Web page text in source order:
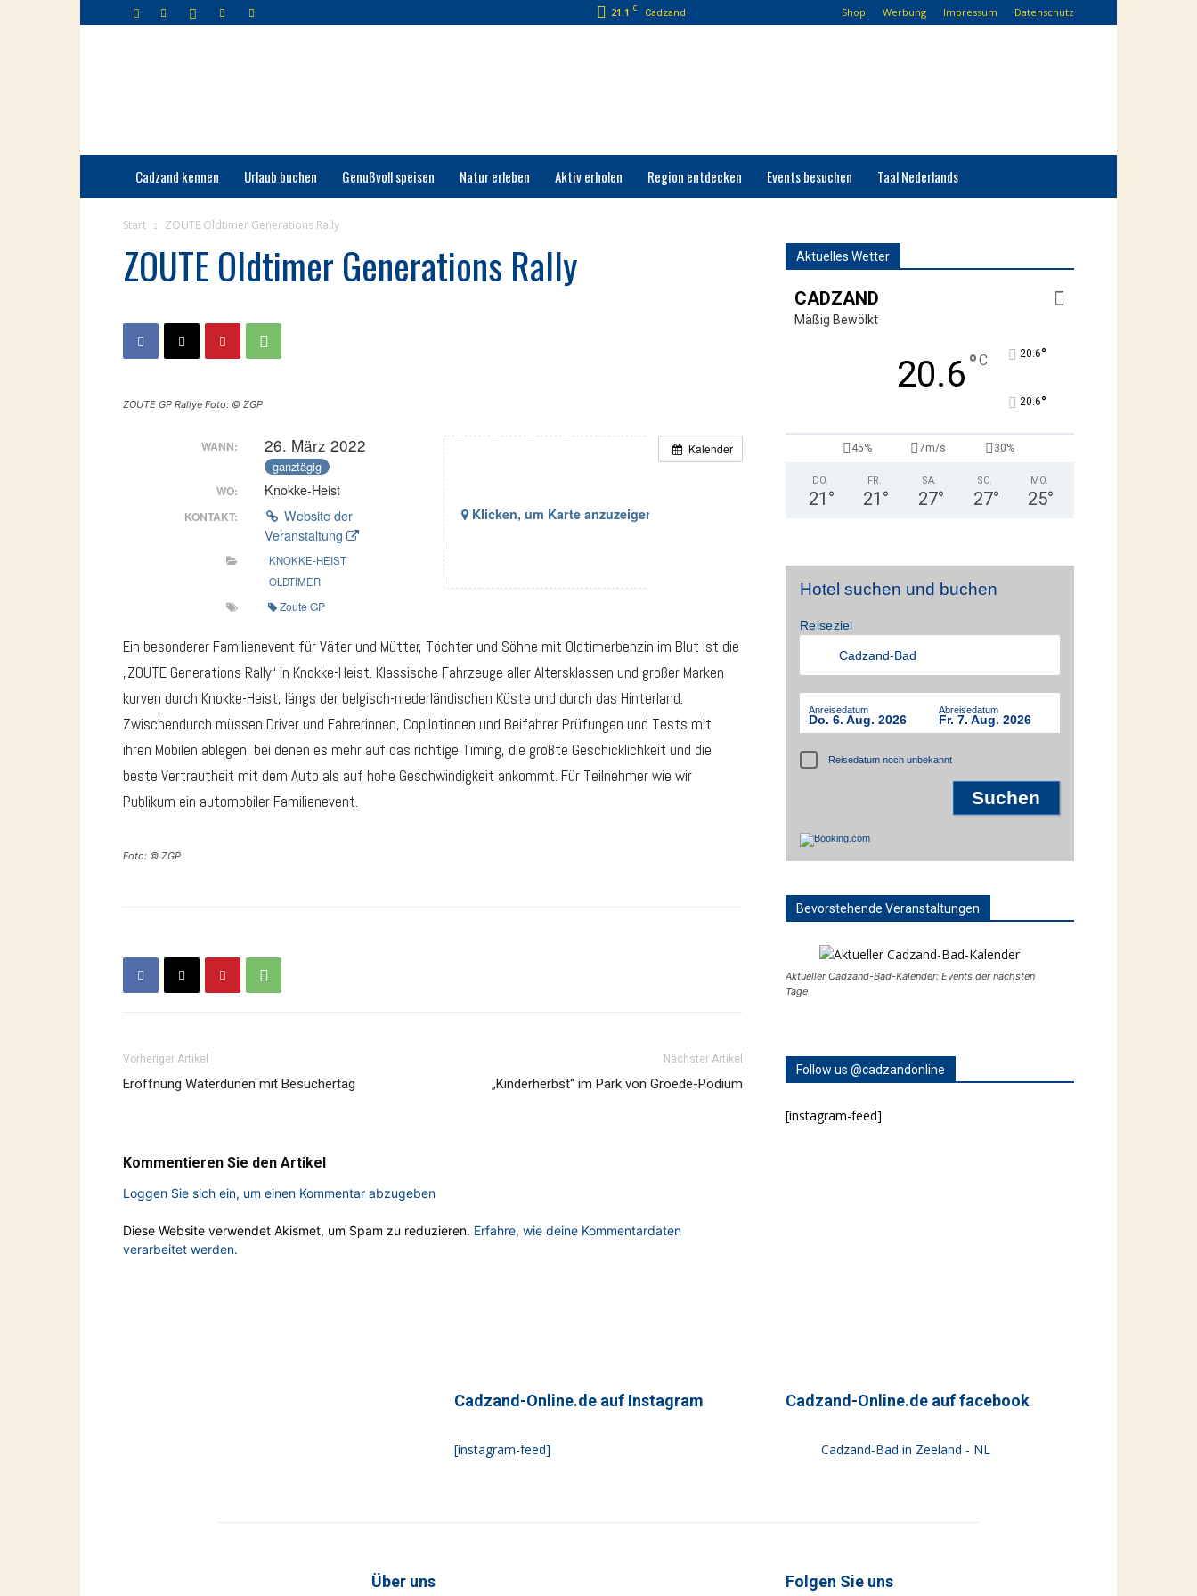
21.1 C Cadzand Shop Werbung Impressum Datenschutz
Cadzand kennen Urlaub buchen Genußvoll speisen Natur erleben Aktiv erholen Region entdecken Events besuchen Taal Nederlands
Start ZOUTE Oldtimer Generations Rally
ZOUTE Oldtimer Generations Rally
ZOUTE GP Rallye Foto: © ZGP
Kalender
Klicken, um Karte anzuzeigen
WANN: 26. März 2022
ganztägig
WO: Knokke-Heist
KONTAKT:
Website der
Veranstaltung
KNOKKE-HEIST
OLDTIMER
Zoute GP
Ein besonderer Familienevent für Väter und Mütter, Töchter und Söhne mit Oldtimerbenzin im Blut ist die
„ZOUTE Generations Rally“ in Knokke-Heist. Klassische Fahrzeuge aller Altersklassen und großer Marken
kurven durch Knokke-Heist, längs der belgisch-niederländischen Küste und durch das Hinterland.
Zwischendurch müssen Driver und Fahrerinnen, Copilotinnen und Beifahrer Prüfungen und Tests mit
ihren Mobilen ablegen, bei denen es mehr auf das richtige Timing, die größte Geschicklichkeit und die
beste Vertrautheit mit dem Auto als auf hohe Geschwindigkeit ankommt. Für Teilnehmer wie wir
Publikum ein automobiler Familienevent.
Foto: © ZGP
Vorheriger Artikel
Eröffnung Waterdunen mit Besuchertag
Nächster Artikel
„Kinderherbst“ im Park von Groede-Podium
Kommentieren Sie den Artikel
Loggen Sie sich ein, um einen Kommentar abzugeben
Diese Website verwendet Akismet, um Spam zu reduzieren. Erfahre, wie deine Kommentardaten
verarbeitet werden.
Aktuelles Wetter
CADZAND
Mäßig Bewölkt
20.6°C 20.6°
20.6°
45% 7m/s 30%
DO.
21 °
FR.
21 °
SA.
27°
SO.
27°
MO.
25°
Hotel suchen und buchen
Reiseziel
Anreisedatum
Do. 6. Aug. 2026
Abreisedatum
Fr. 7. Aug. 2026
Reisedatum noch unbekannt
Bevorstehende Veranstaltungen
Aktueller Cadzand-Bad-Kalender: Events der nächsten
Tage
Follow us @cadzandonline
[instagram-feed]
Cadzand-Online.de auf Instagram
[instagram-feed]
Cadzand-Online.de auf facebook
Cadzand-Bad in Zeeland - NL
Über uns Folgen Sie uns